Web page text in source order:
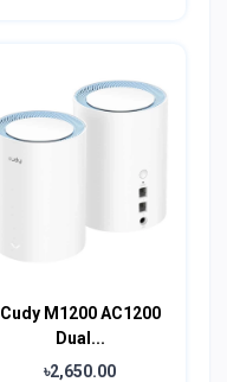
Cudy M1200 AC1200
Dual...
৳2,650.00